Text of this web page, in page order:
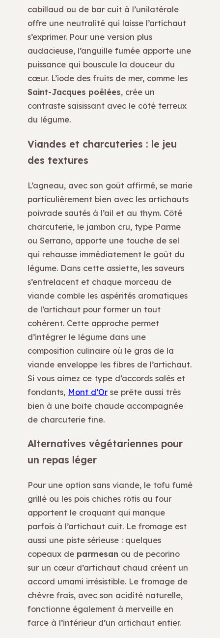
cabillaud ou de bar cuit à l’unilatérale
offre une neutralité qui laisse l’artichaut
s’exprimer. Pour une version plus
audacieuse, l’anguille fumée apporte une
puissance qui bouscule la douceur du
cœur. L’iode des fruits de mer, comme les
Saint-Jacques poêlées, crée un
contraste saisissant avec le côté terreux
du légume.
Viandes et charcuteries : le jeu
des textures
L’agneau, avec son goût affirmé, se marie
particulièrement bien avec les artichauts
poivrade sautés à l’ail et au thym. Côté
charcuterie, le jambon cru, type Parme
ou Serrano, apporte une touche de sel
qui rehausse immédiatement le goût du
légume. Dans cette assiette, les saveurs
s’entrelacent et chaque morceau de
viande comble les aspérités aromatiques
de l’artichaut pour former un tout
cohérent. Cette approche permet
d’intégrer le légume dans une
composition culinaire où le gras de la
viande enveloppe les fibres de l’artichaut.
Si vous aimez ce type d’accords salés et
fondants, Mont d’Orse prête aussi très
bien à une boîte chaude accompagnée
de charcuterie fine.
Alternatives végétariennes pour
un repas léger
Pour une option sans viande, le tofu fumé
grillé ou les pois chiches rôtis au four
apportent le croquant qui manque
parfois à l’artichaut cuit. Le fromage est
aussi une piste sérieuse : quelques
copeaux de parmesan ou de pecorino
sur un cœur d’artichaut chaud créent un
accord umami irrésistible. Le fromage de
chèvre frais, avec son acidité naturelle,
fonctionne également à merveille en
farce à l’intérieur d’un artichaut entier.